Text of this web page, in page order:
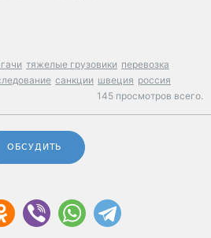
тяжелые грузовики перевозка
санкции швеция россия
145 просмотров всего.
ОБСУДИТЬ